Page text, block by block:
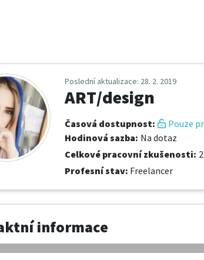
Poslední aktualizace: 28. 2. 2019
ART/design
Časová dostupnost:
Pouze
Hodinová sazba: Na dotaz
Celkové pracovní zkušenosti:
Profesní stav: Freelancer
informace